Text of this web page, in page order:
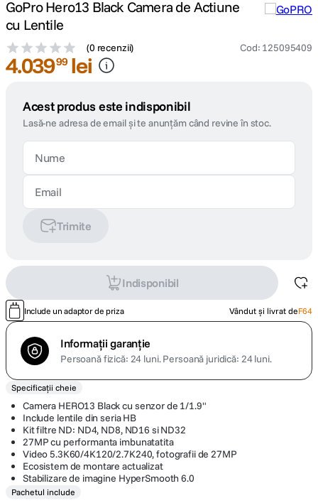
GoPro Hero13 Black Camera de Actiune
cu Lentile
(0 recenzii) Cod: 125095409
4.03999 lei
Acest produs este indisponibil
Lasă-ne adresa de email și te anunțăm când revine în stoc.
Trimite
Indisponibil
Include un adaptor de priza Vândut și livrat deF64
Informații garanție
Persoană fizică: 24 luni.Persoană juridică: 24 luni.
Specificații cheie
Camera HERO13 Black cu senzor de 1/1.9"
Include lentile din seria HB
Kit filtre ND: ND4, ND8, ND16 si ND32
27MP cu performanta imbunatatita
Video 5.3K60/4K120/2.7K240, fotografii de 27MP
Ecosistem de montare actualizat
Stabilizare de imagine HyperSmooth 6.0
Pachetul include